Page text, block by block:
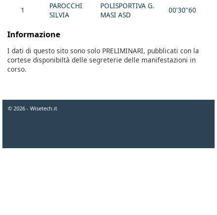
1
PAROCCHI
SILVIA
POLISPORTIVA G.
MASI ASD
00'30"60
Informazione
I dati di questo sito sono solo PRELIMINARI, pubblicati con la
cortese disponibiltà delle segreterie delle manifestazioni in
corso.
© 2026 - Wisetech.it